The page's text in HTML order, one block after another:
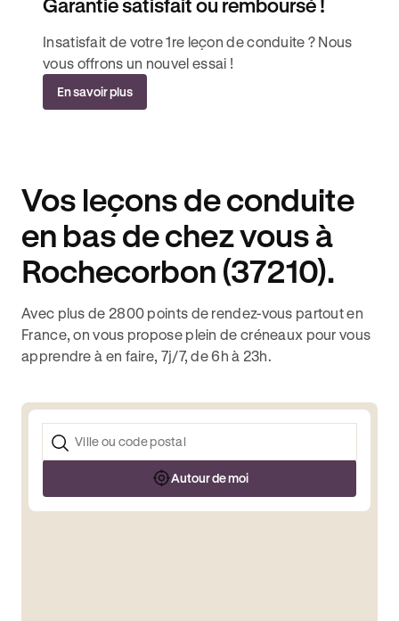
Garantie satisfait ou remboursé !
Insatisfait de votre 1re leçon de conduite ? Nous
vous offrons un nouvel essai !
En savoir plus
Vos leçons de conduite
en bas de chez vous à
Rochecorbon (37210).
Avec plus de 2800 points de rendez-vous partout en
France, on vous propose plein de créneaux pour vous
apprendre à en faire, 7j/7, de 6h à 23h.
Autour de moi